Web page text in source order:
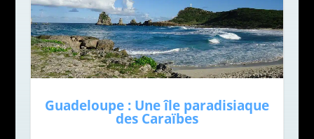
Guadeloupe : Une île paradisiaque
des Caraïbes